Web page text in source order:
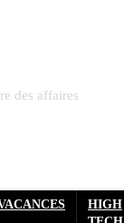
des affaires
HIGH